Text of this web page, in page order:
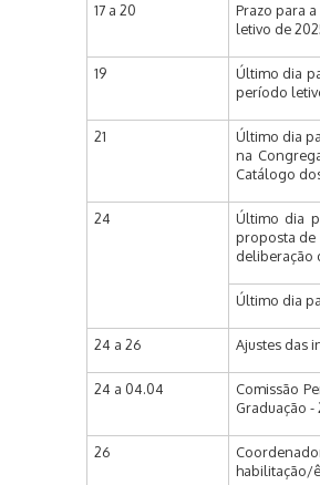
17 a 20
Prazo para
letivo de
19
Último dia
período
21
Último dia
na
Catálogo
24
Último dia
proposta de
deliberação
Último dia
24 a 26 Ajustes das
24 a 04.04
Comissão
Graduação -
26
habilitação/